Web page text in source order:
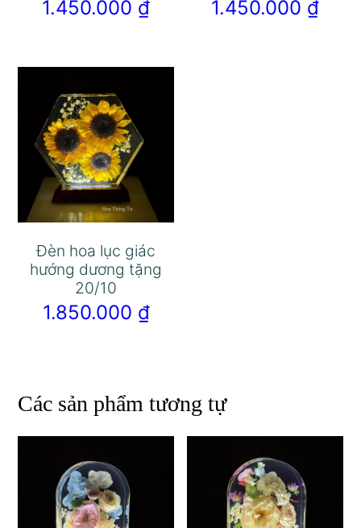
1.450.000 ₫ 1.450.000 ₫
Đèn hoa lục giác
hướng dương tặng
20/10
1.850.000 ₫
Các sản phẩm tương tự